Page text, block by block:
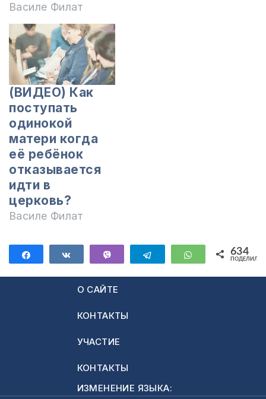
Василе Филат
(ВИДЕО) Как
поступать
одинокой
матери когда
её ребёнок
отказывается
идти в
церковь?
Василе Филат
ПоделитьсяПоделиться Telegram WhatsApp
634
О САЙТЕ
КОНТАКТЫ
УЧАСТИЕ
КОНТАКТЫ
ИЗМЕНЕНИЕ ЯЗЫКА: